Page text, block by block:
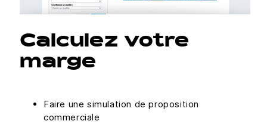
Calculez votre
marge
Faire une simulation de proposition
commerciale